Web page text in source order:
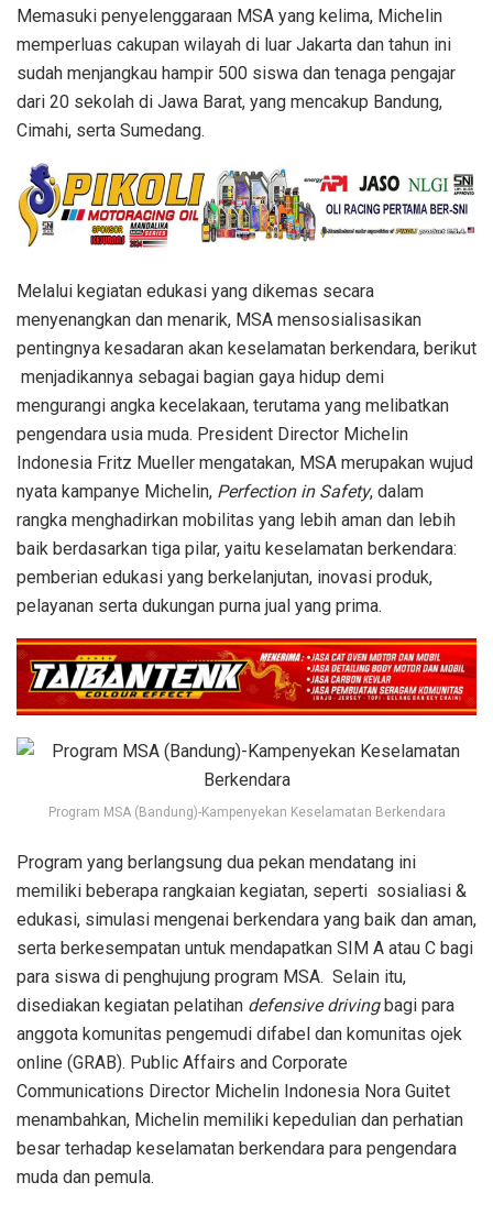
Memasuki penyelenggaraan MSA yang kelima, Michelin
memperluas cakupan wilayah di luar Jakarta dan tahun ini
sudah menjangkau hampir 500 siswa dan tenaga pengajar
dari 20 sekolah di Jawa Barat, yang mencakup Bandung,
Cimahi, serta Sumedang.
Melalui kegiatan edukasi yang dikemas secara
menyenangkan dan menarik, MSA mensosialisasikan
pentingnya kesadaran akan keselamatan berkendara, berikut
menjadikannya sebagai bagian gaya hidup demi
mengurangi angka kecelakaan, terutama yang melibatkan
pengendara usia muda. President Director Michelin
Indonesia Fritz Mueller mengatakan, MSA merupakan wujud
nyata kampanye Michelin, Perfection in Safety, dalam
rangka menghadirkan mobilitas yang lebih aman dan lebih
baik berdasarkan tiga pilar, yaitu keselamatan berkendara:
pemberian edukasi yang berkelanjutan, inovasi produk,
pelayanan serta dukungan purna jual yang prima.
Program MSA (Bandung)-Kampenyekan Keselamatan Berkendara
Program yang berlangsung dua pekan mendatang ini
memiliki beberapa rangkaian kegiatan, seperti sosialiasi &
edukasi, simulasi mengenai berkendara yang baik dan aman,
serta berkesempatan untuk mendapatkan SIM A atau C bagi
para siswa di penghujung program MSA. Selain itu,
disediakan kegiatan pelatihan defensive drivingbagi para
anggota komunitas pengemudi difabel dan komunitas ojek
online (GRAB). Public Affairs and Corporate
Communications Director Michelin Indonesia Nora Guitet
menambahkan, Michelin memiliki kepedulian dan perhatian
besar terhadap keselamatan berkendara para pengendara
muda dan pemula.